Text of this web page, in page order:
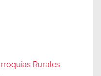
Rurales